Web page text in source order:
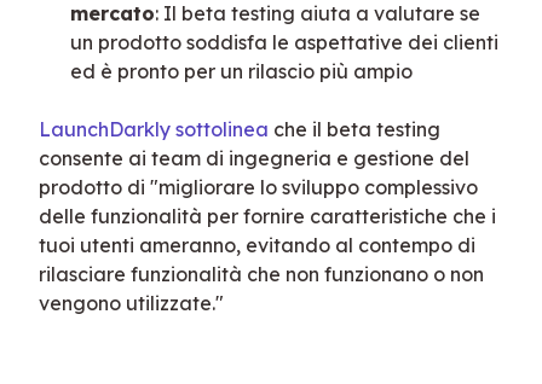
mercato: Il beta testing aiuta a valutare se
un prodotto soddisfa le aspettative dei clienti
ed è pronto per un rilascio più ampio
LaunchDarkly sottolinea che il beta testing
consente ai team di ingegneria e gestione del
prodotto di "migliorare lo sviluppo complessivo
delle funzionalità per fornire caratteristiche che i
tuoi utenti ameranno, evitando al contempo di
rilasciare funzionalità che non funzionano o non
vengono utilizzate."